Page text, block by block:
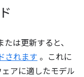
は更新すると、
されます 。これに
アに適したモデル